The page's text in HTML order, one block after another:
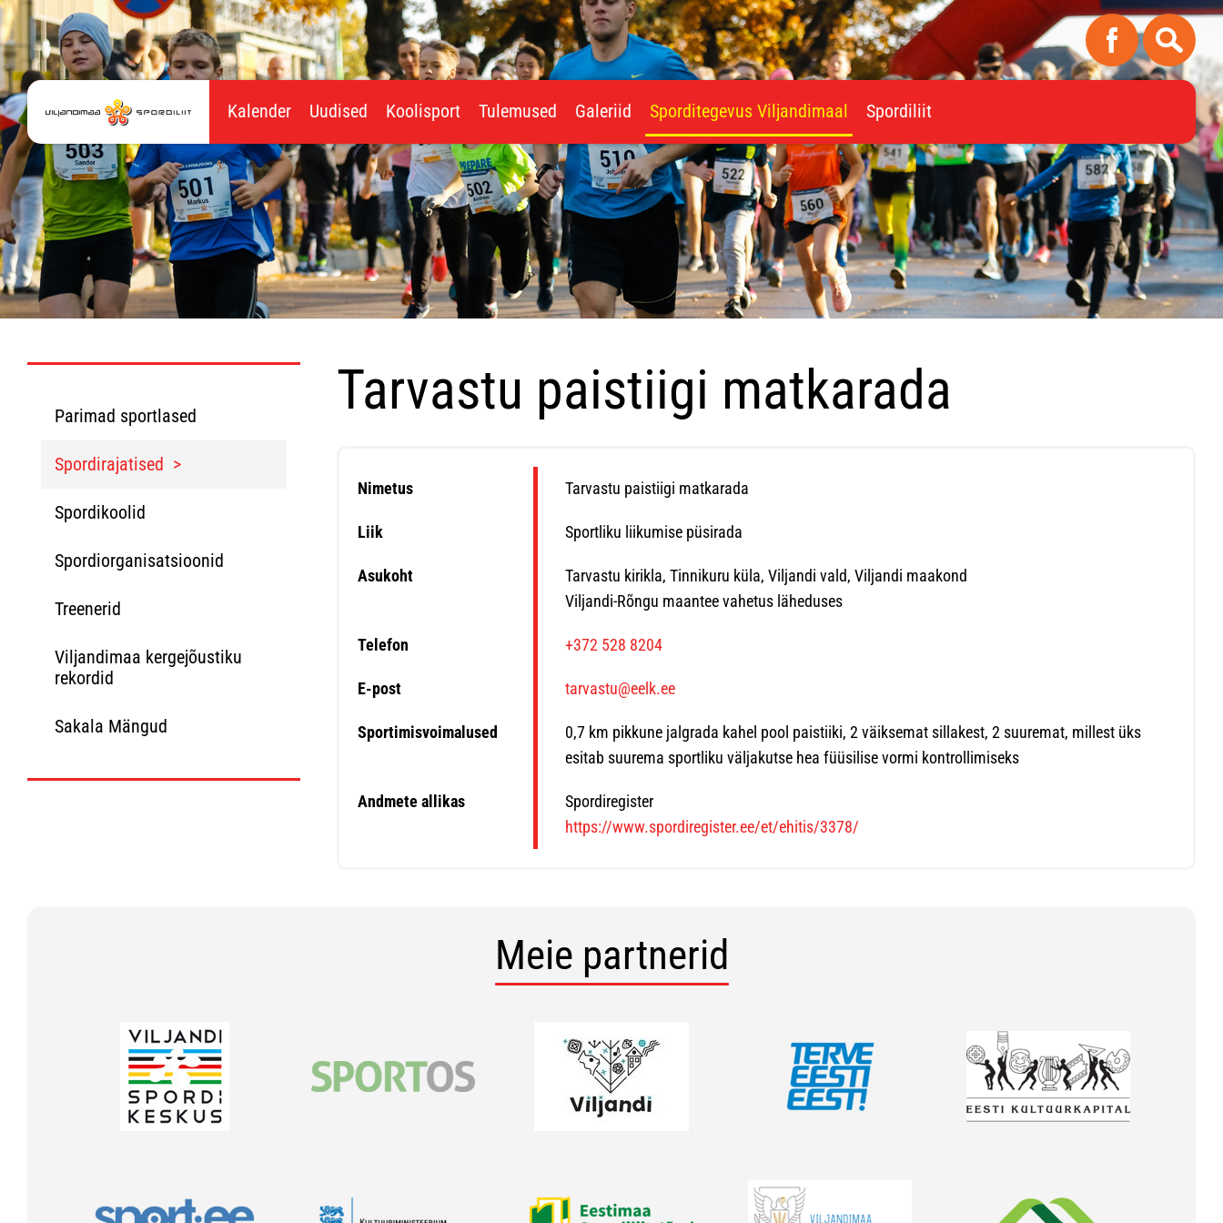
Kalender Uudised Koolisport Tulemused Galeriid Sporditegevus Viljandimaal Spordiliit
Parimad sportlased
Spordirajatised
Spordikoolid
Spordiorganisatsioonid
Treenerid
Viljandimaa kergejõustiku
rekordid
Sakala Mängud
Tarvastu paistiigi matkarada
Nimetus Tarvastu paistiigi matkarada
Liik Sportliku liikumise püsirada
Asukoht
Tarvastu kirikla, Tinnikuru küla, Viljandi vald, Viljandi maakond
Viljandi-Rõngu maantee vahetus läheduses
Telefon +372 528 8204
E-post tarvastu@eelk.ee
Sportimisvoimalused
0,7 km pikkune jalgrada kahel pool paistiiki, 2 väiksemat sillakest, 2 suuremat, millest üks
esitab suurema sportliku väljakutse hea füüsilise vormi kontrollimiseks
Andmete allikas
Spordiregister
https://www.spordiregister.ee/et/ehitis/3378/
Meie partnerid